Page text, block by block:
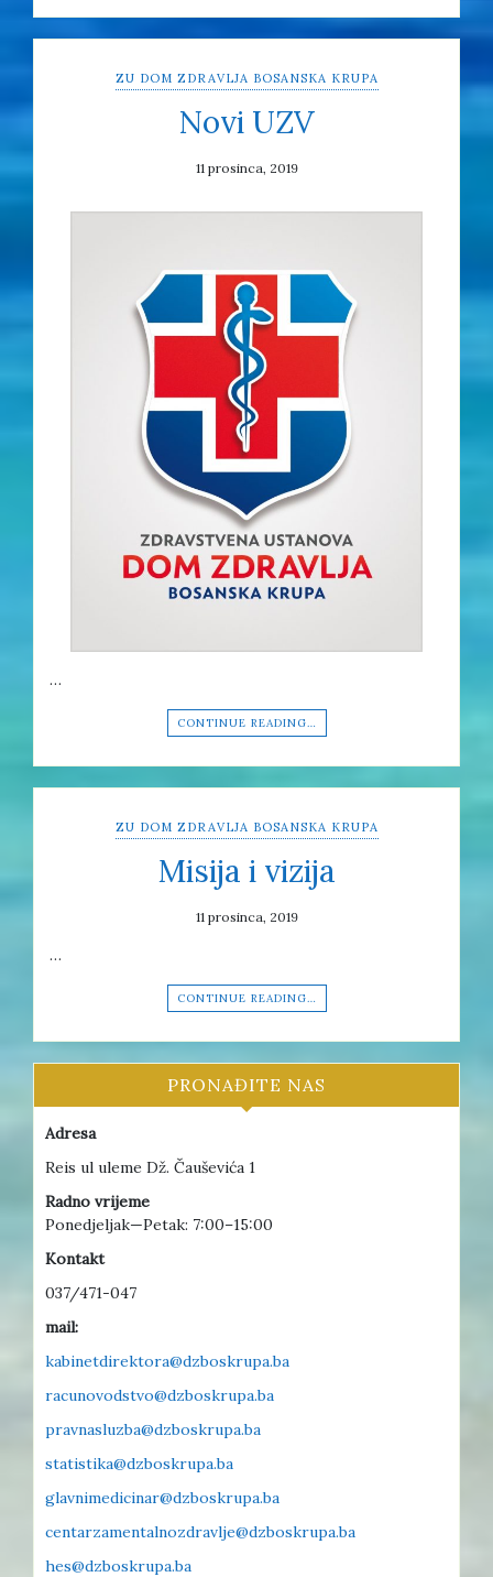
ZU DOM ZDRAVLJA BOSANSKA KRUPA
Novi UZV
11 prosinca, 2019
…
CONTINUE READING…
ZU DOM ZDRAVLJA BOSANSKA KRUPA
Misija i vizija
11 prosinca, 2019
…
CONTINUE READING…
PRONAĐITE NAS
Adresa
Reis ul uleme Dž. Čauševića 1
Radno vrijeme
Ponedjeljak—Petak: 7:00–15:00
Kontakt
037/471-047
mail:
kabinetdirektora@dzboskrupa.ba
racunovodstvo@dzboskrupa.ba
pravnasluzba@dzboskrupa.ba
statistika@dzboskrupa.ba
glavnimedicinar@dzboskrupa.ba
centarzamentalnozdravlje@dzboskrupa.ba
hes@dzboskrupa.ba